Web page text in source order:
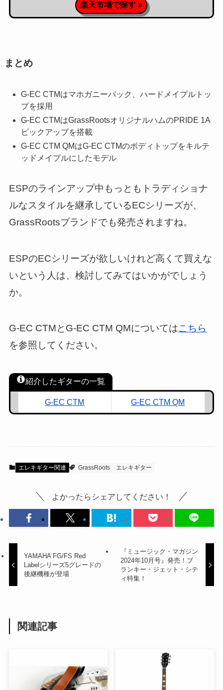
楽天市場で探す »
まとめ
G-EC CTMはマホガニーバック、ハードメイプルトッ
プを採用
G-EC CTMはGrassRootsオリジナルハムのPRIDE 1A
ピックアップを搭載
G-EC CTM QMはG-EC CTMのボディトップをキルテ
ッドメイプルにしたモデル
ESPのラインアップ中もっともトラディショナ
ルなスタイルを継承しているECシリーズが、
GrassRootsブランドでも発売されますね。
ESPのECシリーズが欲しいけれど高くて買えな
いという人は、検討してみてはいかがでしょう
か。
G-EC CTMとG-EC CTM QMについてはこちら
を参照してください。
紹介したギターの一覧
G-EC CTM G-EC CTM QM
エレキギター関連 GrassRoots エレキギター
よかったらシェアしてください！
YAMAHA FG/FS Red
Labelシリーズ5グレードの
後継機種が登場
『ミュージック・マガジン
2024年10月号』発売！ブ
ランキー・ジェット・シテ
ィ特集！
関連記事